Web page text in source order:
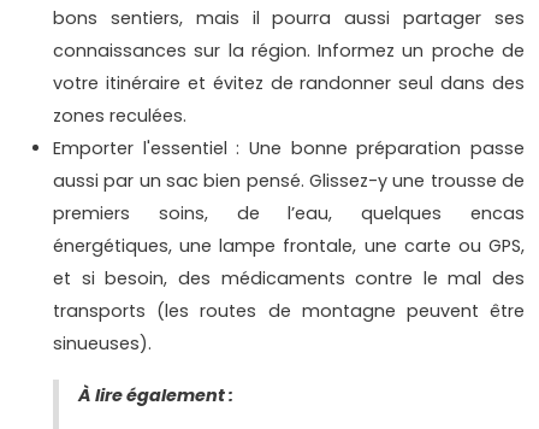
bons sentiers, mais il pourra aussi partager ses
connaissances sur la région. Informez un proche de
votre itinéraire et évitez de randonner seul dans des
zones reculées.
Emporter l'essentiel : Une bonne préparation passe
aussi par un sac bien pensé. Glissez-y une trousse de
premiers soins, de l’eau, quelques encas
énergétiques, une lampe frontale, une carte ou GPS,
et si besoin, des médicaments contre le mal des
transports (les routes de montagne peuvent être
sinueuses).
À lire également :